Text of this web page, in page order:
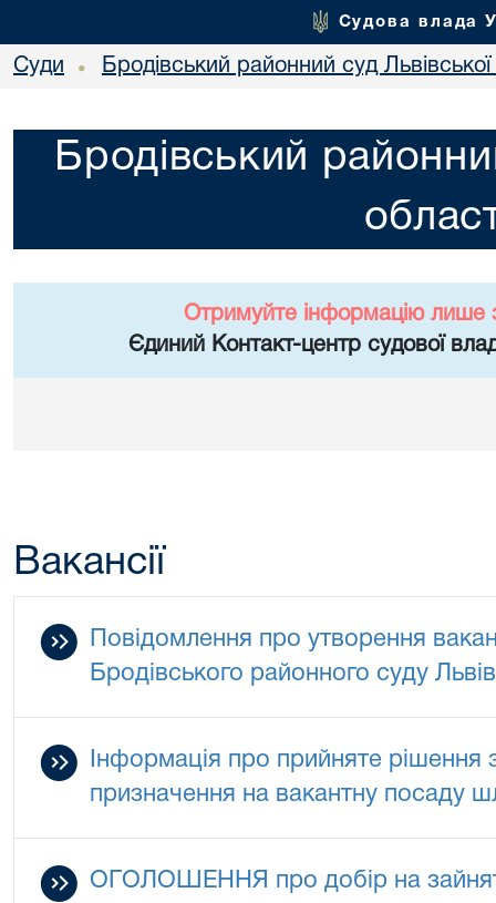
Судова влада
Суди • Бродівський районний суд Львівської
Бродівський
Отримуйте інформацію лише
Єдиний Контакт-центр судової
Вакансії
Повідомлення про утворення
Бродівського районного суду
Інформація про прийняте рішення
призначення на вакантну посаду
ОГОЛОШЕННЯ про добір на